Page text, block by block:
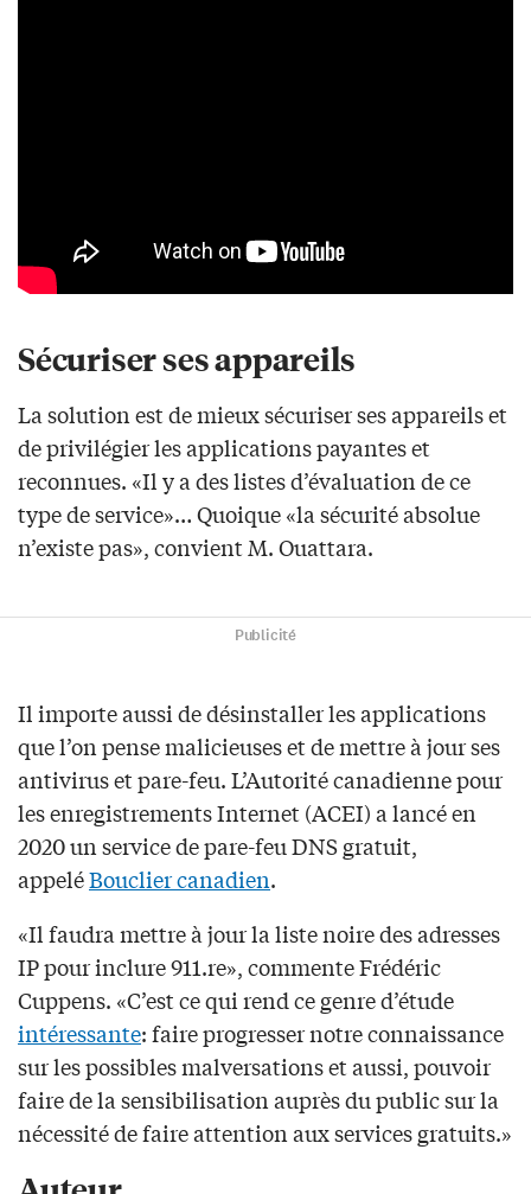
Sécuriser ses appareils
La solution est de mieux sécuriser ses appareils et
de privilégier les applications payantes et
reconnues. «Il y a des listes d’évaluation de ce
type de service»… Quoique «la sécurité absolue
n’existe pas», convient M. Ouattara.
Publicité
Il importe aussi de désinstaller les applications
que l’on pense malicieuses et de mettre à jour ses
antivirus et pare-feu. L’Autorité canadienne pour
les enregistrements Internet (ACEI) a lancé en
2020 un service de pare-feu DNS gratuit,
appeléBouclier canadien.
«Il faudra mettre à jour la liste noire des adresses
IP pour inclure 911.re», commente Frédéric
Cuppens. «C’est ce qui rend ce genre d’étude
intéressante: faire progresser notre connaissance
sur les possibles malversations et aussi, pouvoir
faire de la sensibilisation auprès du public sur la
nécessité de faire attention aux services gratuits.»